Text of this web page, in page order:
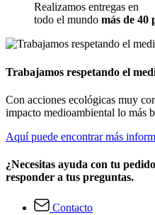
Realizamos entregas en
todo el mundo más de 40
Trabajamos respetando el
Con acciones ecológicas muy
impacto medioambiental lo más
Aquí puede encontrar más
¿Necesitas ayuda con tu
responder a tus preguntas.
Contacto